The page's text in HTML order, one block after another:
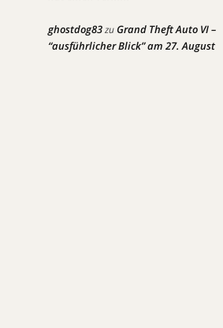
ghostdog83zuGrand Theft Auto VI –
“ausführlicher Blick” am 27. August